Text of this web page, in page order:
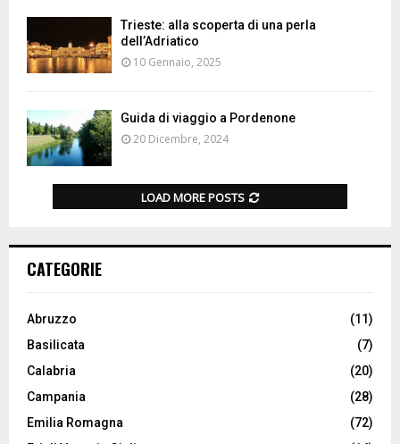
Trieste: alla scoperta di una perla
dell’Adriatico
10 Gennaio, 2025
Guida di viaggio a Pordenone
20 Dicembre, 2024
LOAD MORE POSTS
CATEGORIE
Abruzzo
(11)
Basilicata
(7)
Calabria
(20)
Campania
(28)
Emilia Romagna
(72)